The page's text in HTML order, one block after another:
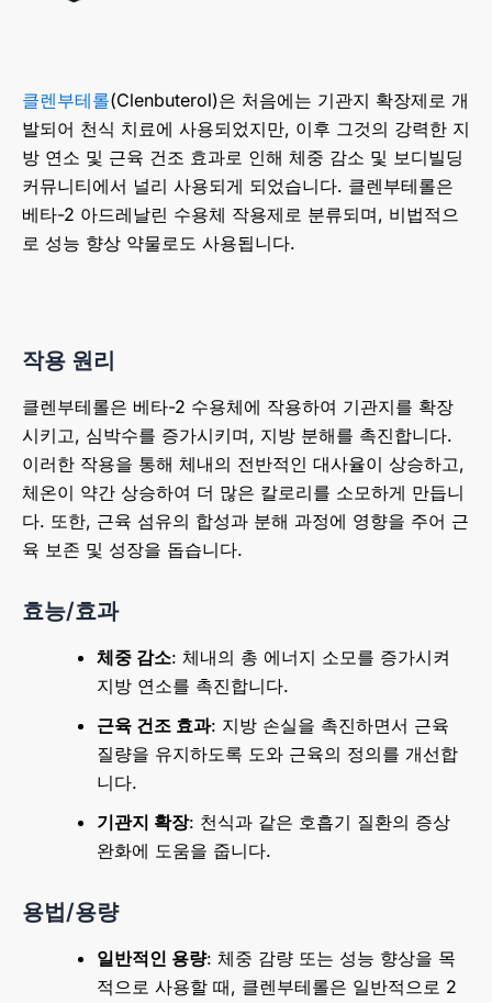
클렌부테롤(Clenbuterol)은 처음에는 기관지 확장제로 개
발되어 천식 치료에 사용되었지만, 이후 그것의 강력한 지
방 연소 및 근육 건조 효과로 인해 체중 감소 및 보디빌딩
커뮤니티에서 널리 사용되게 되었습니다. 클렌부테롤은
베타-2 아드레날린 수용체 작용제로 분류되며, 비법적으
로 성능 향상 약물로도 사용됩니다.
작용 원리
클렌부테롤은 베타-2 수용체에 작용하여 기관지를 확장
시키고, 심박수를 증가시키며, 지방 분해를 촉진합니다.
이러한 작용을 통해 체내의 전반적인 대사율이 상승하고,
체온이 약간 상승하여 더 많은 칼로리를 소모하게 만듭니
다. 또한, 근육 섬유의 합성과 분해 과정에 영향을 주어 근
육 보존 및 성장을 돕습니다.
효능/효과
체중 감소: 체내의 총 에너지 소모를 증가시켜
지방 연소를 촉진합니다.
근육 건조 효과: 지방 손실을 촉진하면서 근육
질량을 유지하도록 도와 근육의 정의를 개선합
니다.
기관지 확장: 천식과 같은 호흡기 질환의 증상
완화에 도움을 줍니다.
용법/용량
일반적인 용량: 체중 감량 또는 성능 향상을 목
적으로 사용할 때, 클렌부테롤은 일반적으로 2